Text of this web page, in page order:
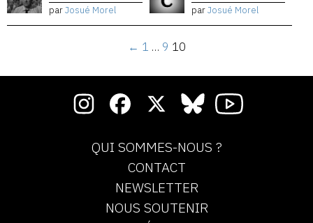
parJosué Morel parJosué Morel
← 1 … 9 10
QUI SOMMES-NOUS ?
CONTACT
NEWSLETTER
NOUS SOUTENIR